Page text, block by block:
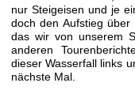
nur Steigeisen und je
doch den Aufstieg
das wir von unserem
anderen
dieser Wasserfall links
nächste Mal.